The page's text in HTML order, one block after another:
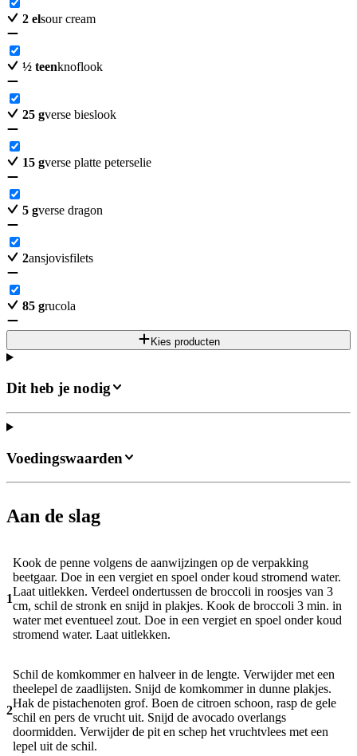
2 elsour cream
½ teenknoflook
25 gverse bieslook
15 gverse platte peterselie
5 gverse dragon
2ansjovisfilets
85 grucola
Kies producten
Dit heb je nodig
Aan de slag
1
Kook de penne volgens de aanwijzingen op de verpakking
beetgaar. Doe in een vergiet en spoel onder koud stromend water.
Laat uitlekken. Verdeel ondertussen de broccoli in roosjes van 3
cm, schil de stronk en snijd in plakjes. Kook de broccoli 3 min. in
water met eventueel zout. Doe in een vergiet en spoel onder koud
stromend water. Laat uitlekken.
2
Schil de komkommer en halveer in de lengte. Verwijder met een
theelepel de zaadlijsten. Snijd de komkommer in dunne plakjes.
Hak de pistachenoten grof. Boen de citroen schoon, rasp de gele
schil en pers de vrucht uit. Snijd de avocado overlangs
doormidden. Verwijder de pit en schep het vruchtvlees met een
lepel uit de schil.
Voedingswaarden